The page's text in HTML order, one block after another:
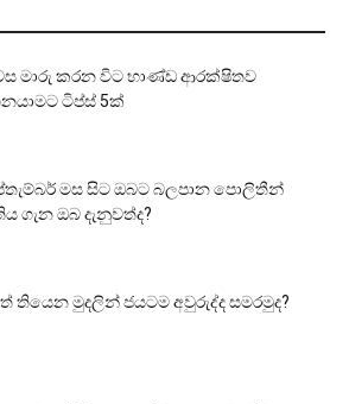
මාරු කරන විට භාණ්ඩ ආරක්ෂිතව
ටිප්ස් 5ක්
මස සිට ඔබට බලපාන පොලිතීන්
ගැන ඔබ දැනුවත්ද?
තියෙන මුදලින් ජයටම අවුරුද්ද සමරමුද?